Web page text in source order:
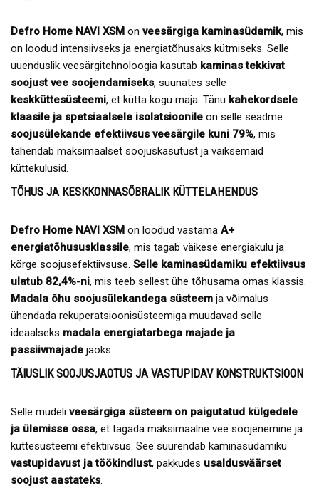
Defro Home NAVI XSM on veesärgiga kaminasüdamik, mis
on loodud intensiivseks ja energiatõhusaks kütmiseks. Selle
uuenduslik veesärgitehnoloogia kasutab kaminas tekkivat
soojust vee soojendamiseks, suunates selle
keskküttesüsteemi, et kütta kogu maja. Tänu kahekordsele
klaasile ja spetsiaalsele isolatsioonile on selle seadme
soojusülekande efektiivsus veesärgile kuni 79%, mis
tähendab maksimaalset soojuskasutust ja väiksemaid
küttekulusid.
TÕHUS JA KESKKONNASÕBRALIK KÜTTELAHENDUS
Defro Home NAVI XSM on loodud vastama A+
energiatõhususklassile, mis tagab väikese energiakulu ja
kõrge soojusefektiivsuse. Selle kaminasüdamiku efektiivsus
ulatub 82,4%-ni, mis teeb sellest ühe tõhusama omas klassis.
Madala õhu soojusülekandega süsteem ja võimalus
ühendada rekuperatsioonisüsteemiga muudavad selle
ideaalseks madala energiatarbega majade ja
passiivmajade jaoks.
TÄIUSLIK SOOJUSJAOTUS JA VASTUPIDAV KONSTRUKTSIOON
Selle mudeli veesärgiga süsteem on paigutatud külgedele
ja ülemisse ossa, et tagada maksimaalne vee soojenemine ja
küttesüsteemi efektiivsus. See suurendab kaminasüdamiku
vastupidavust ja töökindlust, pakkudes usaldusväärset
soojust aastateks.